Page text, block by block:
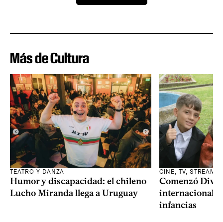
Más de Cultura
TEATRO Y DANZA
Humor y discapacidad: el chileno
Lucho Miranda llega a Uruguay
CINE, TV,
Comenzó
internacional
infancias